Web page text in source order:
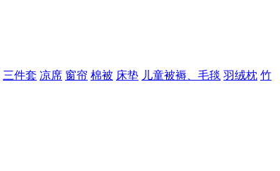
三件套 凉席 窗帘 棉被 床垫 儿童被褥、毛毯 羽绒枕 竹